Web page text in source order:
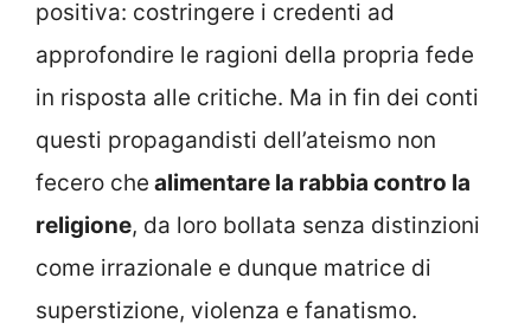
positiva: costringere i credenti ad
approfondire le ragioni della propria fede
in risposta alle critiche. Ma in fin dei conti
questi propagandisti dell’ateismo non
fecero che alimentare la rabbia contro la
religione, da loro bollata senza distinzioni
come irrazionale e dunque matrice di
superstizione, violenza e fanatismo.